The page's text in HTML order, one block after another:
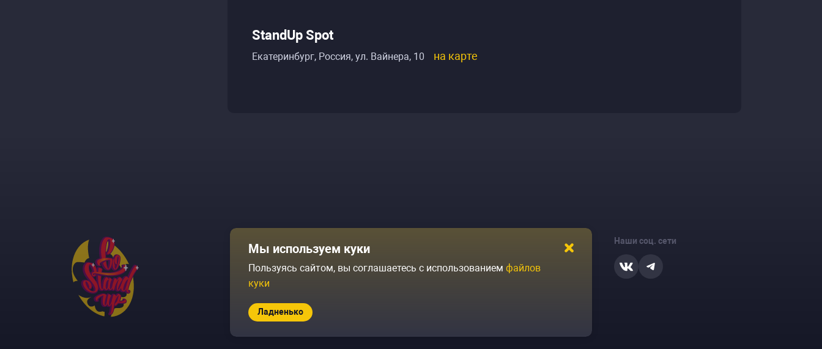
StandUp Spot
Екатеринбург, Россия, ул. Вайнера, 10 на карте
Площадки
Архив событий
Журнал Политика конфиденциальности
Наши соц. сети
Мы используем куки
Пользуясь сайтом, вы соглашаетесь с использованием файлов
куки
Ладненько